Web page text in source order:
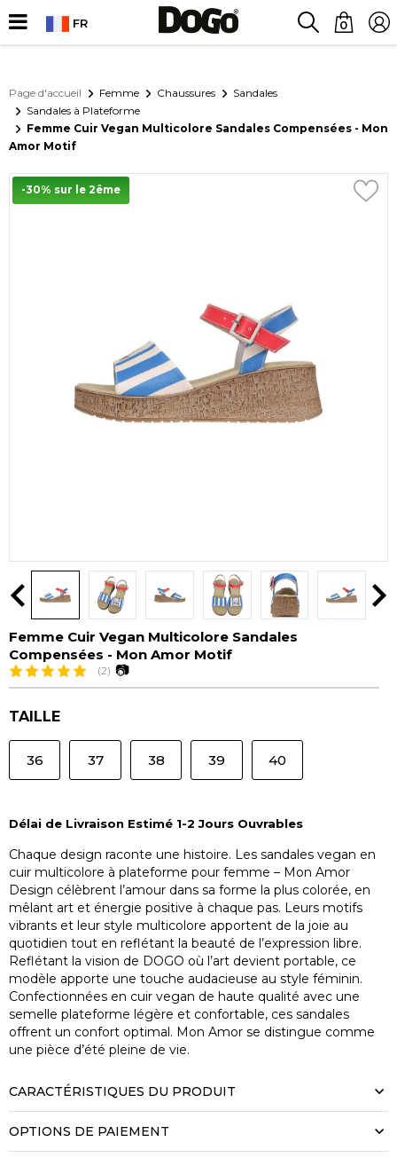
FR 0
Page d'accueil Femme Chaussures
Sandales
Sandales à Plateforme
Femme Cuir Vegan Multicolore Sandales Compensées - Mon
Amor Motif
-30% sur le 2ême
Femme Cuir Vegan Multicolore Sandales
Compensées - Mon Amor Motif
(2) 📷
TAILLE
36 37 38 39 40
Délai de Livraison Estimé 1-2 Jours Ouvrables
Chaque design raconte une histoire. Les sandales vegan en
cuir multicolore à plateforme pour femme – Mon Amor
Design célèbrent l’amour dans sa forme la plus colorée, en
mêlant art et énergie positive à chaque pas. Leurs motifs
vibrants et leur style multicolore apportent de la joie au
quotidien tout en reflétant la beauté de l’expression libre.
Reflétant la vision de DOGO où l’art devient portable, ce
modèle apporte une touche audacieuse au style féminin.
Confectionnées en cuir vegan de haute qualité avec une
semelle plateforme légère et confortable, ces sandales
offrent un confort optimal. Mon Amor se distingue comme
une pièce d’été pleine de vie.
CARACTÉRISTIQUES DU PRODUIT
OPTIONS DE PAIEMENT